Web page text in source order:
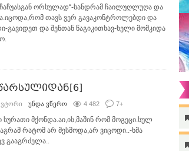
ჩაჩუასგან ორსულად“-სანდრამ ჩაილუღლუღა და
თავს ვერ გავაკონტროლებდი და
გავიდეთ და შენთან წაგიკითხავ-ხელი მომკიდა
უნდა ვწერო 4 482 7+
მქონდა.აი,ის,მაშინ რომ მოგეცი.სულ
რატომ არ მესმოდა,არ ვიცოდი..-ხმა
გააგრძელა..